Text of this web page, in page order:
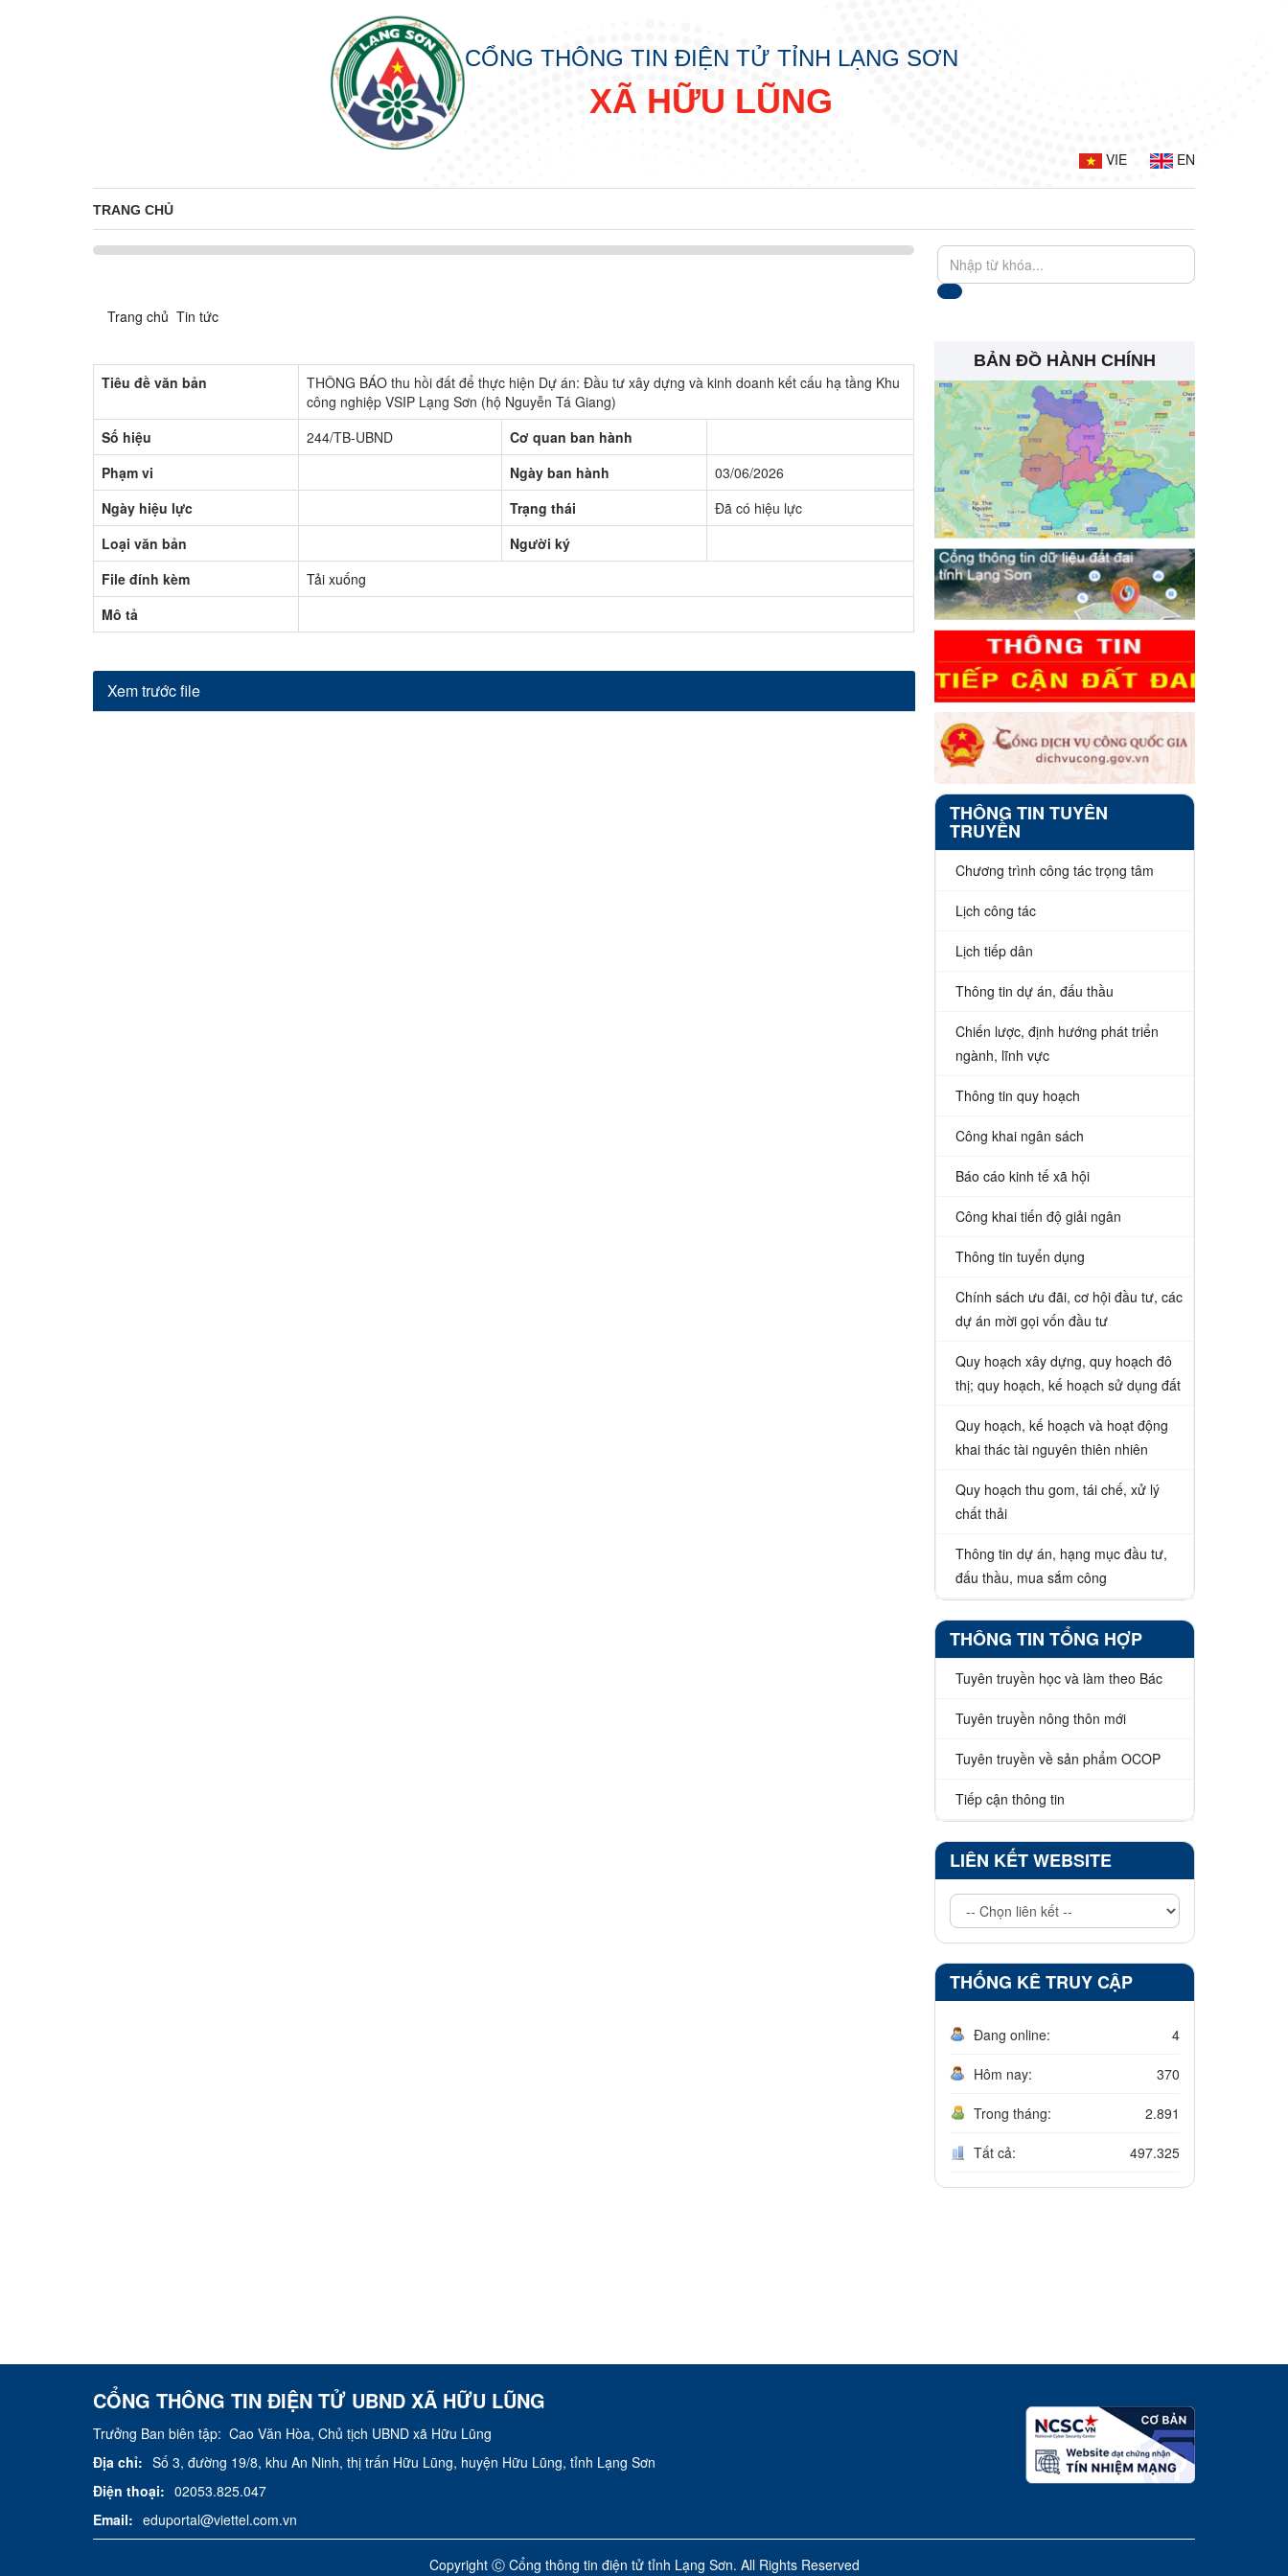
CỔNG THÔNG TIN ĐIỆN TỬ TỈNH LẠNG SƠN
XÃ HỮU LŨNG
VIE EN
TRANG CHỦ
Trang chủ Tin tức
Tiêu đề văn bản
THÔNG BÁO thu hồi đất để thực hiện Dự án: Đầu tư xây dựng và kinh doanh kết cấu hạ tầng Khu
công nghiệp VSIP Lạng Sơn (hộ Nguyễn Tá Giang)
Số hiệu
244/TB-UBND
Cơ quan ban hành
Phạm vi
Ngày ban hành
03/06/2026
Ngày hiệu lực
Trạng thái
Đã có hiệu lực
Loại văn bản
Người ký
File đính kèm
Tải xuống
Mô tả
Xem trước file
BẢN ĐỒ HÀNH CHÍNH
THÔNG TIN TUYÊN
TRUYỀN
Chương trình công tác trọng tâm
Lịch công tác
Lịch tiếp dân
Thông tin dự án, đấu thầu
Chiến lược, định hướng phát triển
ngành, lĩnh vực
Thông tin quy hoạch
Công khai ngân sách
Báo cáo kinh tế xã hội
Công khai tiến độ giải ngân
Thông tin tuyển dụng
Chính sách ưu đãi, cơ hội đầu tư, các
dự án mời gọi vốn đầu tư
Quy hoạch xây dựng, quy hoạch đô
thị; quy hoạch, kế hoạch sử dụng đất
Quy hoạch, kế hoạch và hoạt động
khai thác tài nguyên thiên nhiên
Quy hoạch thu gom, tái chế, xử lý
chất thải
Thông tin dự án, hạng mục đầu tư,
đấu thầu, mua sắm công
THÔNG TIN TỔNG HỢP
Tuyên truyền học và làm theo Bác
Tuyên truyền nông thôn mới
Tuyên truyền về sản phẩm OCOP
Tiếp cận thông tin
LIÊN KẾT WEBSITE
THỐNG KÊ TRUY CẬP
Đang online: 4
Hôm nay: 370
Trong tháng: 2.891
Tất cả: 497.325
CỔNG THÔNG TIN ĐIỆN TỬ UBND XÃ HỮU LŨNG
Trưởng Ban biên tập: Cao Văn Hòa, Chủ tịch UBND xã Hữu Lũng
Địa chỉ: Số 3, đường 19/8, khu An Ninh, thị trấn Hữu Lũng, huyện Hữu Lũng, tỉnh Lạng Sơn
Điện thoại: 02053.825.047
Email: eduportal@viettel.com.vn
Copyright Ⓒ Cổng thông tin điện tử tỉnh Lạng Sơn. All Rights Reserved